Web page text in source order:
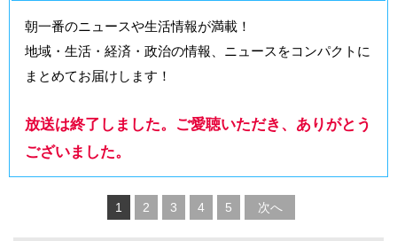
朝一番のニュースや生活情報が満載！
地域・生活・経済・政治の情報、ニュースをコンパクトに
まとめてお届けします！
放送は終了しました。ご愛聴いただき、ありがとう
ございました。
1 2 3 4 5 次へ